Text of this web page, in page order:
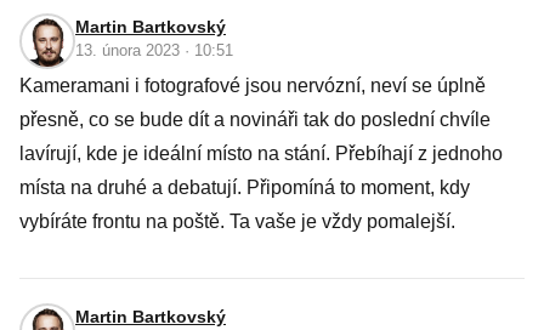
Martin Bartkovský
13. února 2023 · 10:51
Kameramani i fotografové jsou nervózní, neví se úplně
přesně, co se bude dít a novináři tak do poslední chvíle
lavírují, kde je ideální místo na stání. Přebíhají z jednoho
místa na druhé a debatují. Připomíná to moment, kdy
vybíráte frontu na poště. Ta vaše je vždy pomalejší.
Martin Bartkovský